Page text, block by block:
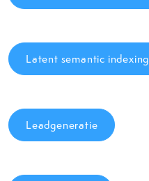
Latent semantic indexing
Leadgeneratie